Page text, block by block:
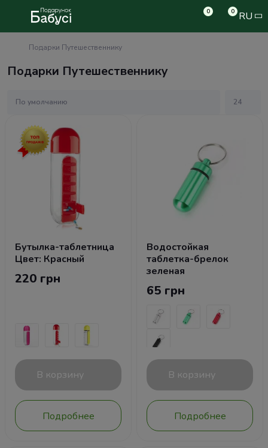
0 0 RU
Подарки Путешественнику
Подарки Путешественнику
Бутылка-таблетница
Цвет: Красный
220 грн
В корзину
Подробнее
Водостойкая
таблетка-брелок
зеленая
65 грн
В корзину
Подробнее